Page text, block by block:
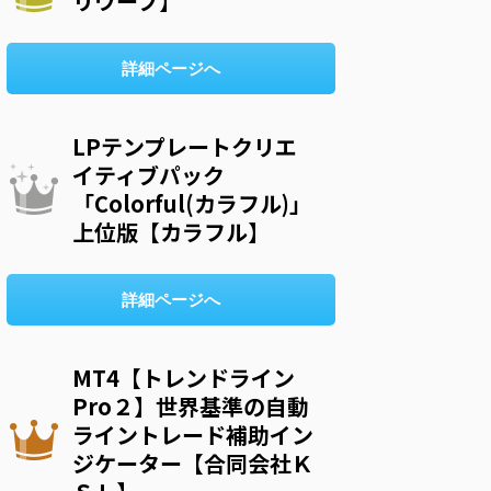
詳細ページへ
LPテンプレートクリエ
イティブパック
「Colorful(カラフル)」
上位版【カラフル】
詳細ページへ
MT4【トレンドライン
Pro２】世界基準の自動
ライントレード補助イン
ジケーター【合同会社Ｋ